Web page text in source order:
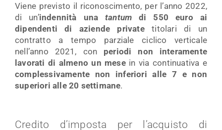
Viene previsto il riconoscimento, per l’anno 2022,
di un’indennità unatantum di 550 euro ai
dipendenti di aziende privatetitolari di un
contratto a tempo parziale ciclico verticale
nell’anno 2021, con periodi non interamente
lavorati di almeno un mese in via continuativa e
complessivamente non inferiori alle 7 e non
superiori alle 20 settimane.
Credito d’imposta per l’acquisto di